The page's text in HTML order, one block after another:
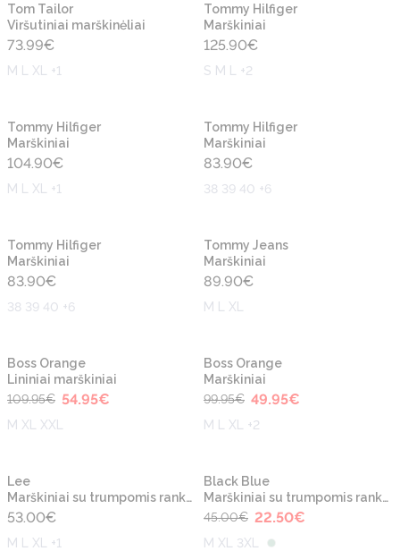
Tom Tailor
Viršutiniai marškinėliai
73.99€
M L XL +1
Tommy Hilfiger
Marškiniai
125.90€
S M L +2
Tommy Hilfiger
Marškiniai
104.90€
M L XL +1
Tommy Hilfiger
Marškiniai
83.90€
38 39 40 +6
Tommy Hilfiger
Marškiniai
83.90€
38 39 40 +6
Tommy Jeans
Marškiniai
89.90€
M L XL
-50%
Boss Orange
Lininiai marškiniai
109.95€ 54.95€
M XL XXL
-50%
Boss Orange
Marškiniai
99.95€ 49.95€
M L XL +2
Lee
Marškiniai su trumpomis rankovėmis
53.00€
M L XL +1
-50%
Black Blue
Marškiniai su trumpomis rankovėmis
45.00€ 22.50€
M XL 3XL